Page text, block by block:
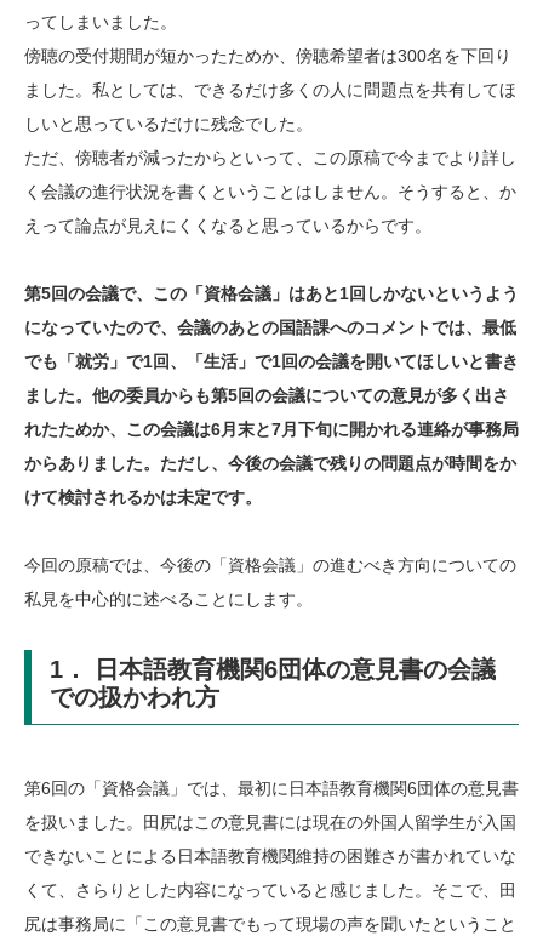
ってしまいました。
傍聴の受付期間が短かったためか、傍聴希望者は300名を下回り
ました。私としては、できるだけ多くの人に問題点を共有してほ
しいと思っているだけに残念でした。
ただ、傍聴者が減ったからといって、この原稿で今までより詳し
く会議の進行状況を書くということはしません。そうすると、か
えって論点が見えにくくなると思っているからです。
第5回の会議で、この「資格会議」はあと1回しかないというよう
になっていたので、会議のあとの国語課へのコメントでは、最低
でも「就労」で1回、「生活」で1回の会議を開いてほしいと書き
ました。他の委員からも第5回の会議についての意見が多く出さ
れたためか、この会議は6月末と7月下旬に開かれる連絡が事務局
からありました。ただし、今後の会議で残りの問題点が時間をか
けて検討されるかは未定です。
今回の原稿では、今後の「資格会議」の進むべき方向についての
私見を中心的に述べることにします。
1． 日本語教育機関6団体の意見書の会議
での扱かわれ方
第6回の「資格会議」では、最初に日本語教育機関6団体の意見書
を扱いました。田尻はこの意見書には現在の外国人留学生が入国
できないことによる日本語教育機関維持の困難さが書かれていな
くて、さらりとした内容になっていると感じました。そこで、田
尻は事務局に「この意見書でもって現場の声を聞いたということ